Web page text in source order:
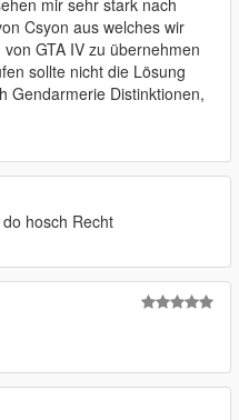
mir sehr stark nach
Csyon aus welches wir
GTA IV zu übernehmen
sollte nicht die Lösung
Gendarmerie Distinktionen,
hosch Recht